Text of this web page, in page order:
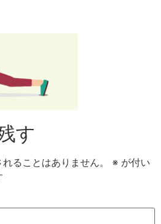
す
ることはありません。 ※ が付い